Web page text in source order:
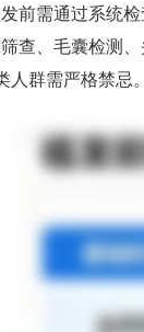
前需通过系统
查、毛囊检测
人群需严格禁忌